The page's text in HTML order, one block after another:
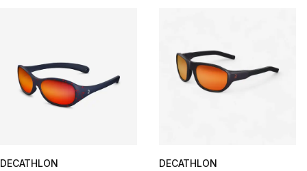
DECATHLON
DECATHLON